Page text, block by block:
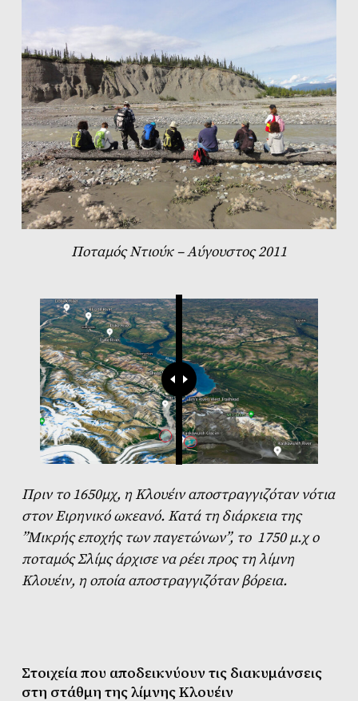
Ποταμός Ντιούκ – Aύγουστος 2011
Πριν το 1650μχ, η Κλουέιν αποστραγγιζόταν νότια
στον Ειρηνικό ωκεανό. Κατά τη διάρκεια της
”Μικρής εποχής των παγετώνων”, το 1750 μ.χ ο
ποταμός Σλίμς άρχισε να ρέει προς τη λίμνη
Κλουέιν, η οποία αποστραγγιζόταν βόρεια.
Στοιχείαπου αποδεικνύουν τις διακυμάνσεις
στη στάθμη της λίμνηςΚλουέιν